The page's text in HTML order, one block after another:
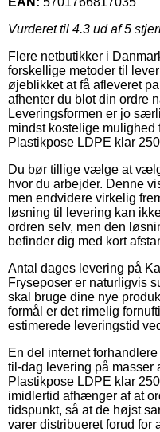
Vurderet til 4.3 ud af 5
Flere netbutikker i
forskellige metoder til
øjeblikket at få afleveret
afhenter du blot din ordre
Leveringsformen er jo
mindst kostelige
Plastikpose LDPE klar
Du bør tillige vælge at
hvor du arbejder. Denne
men endvidere virkelig
løsning til levering kan
ordren selv, men den
befinder dig med kort
Antal dages levering på
Fryseposer er naturligvis
skal bruge dine nye
formål er det rimelig
estimerede leveringstid
En del internet
til-dag levering på masser
Plastikpose LDPE klar
imidlertid afhænger af at
tidspunkt, så at de højst
varer distribueret forud for